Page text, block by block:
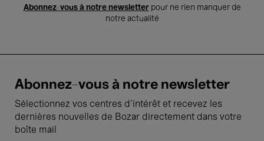
Abonnez-vous à notre newsletterpour ne rien manquer de
notre actualité
Abonnez-vous à notre newsletter
Sélectionnez vos centres d'intérêt et recevez les
dernières nouvelles de Bozar directement dans votre
boîte mail